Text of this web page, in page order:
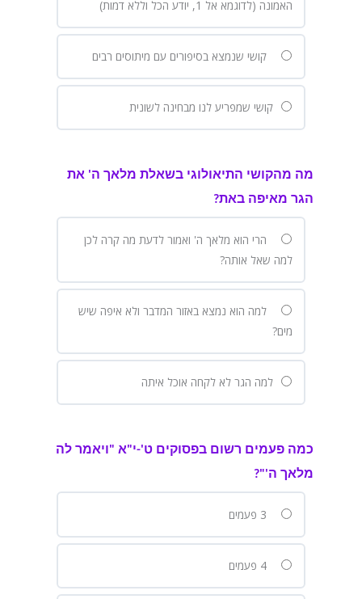
האמונה (לדוגמא אל 1, יודע הכל וללא דמות)
קושי שנמצא בסיפורים עם מיתוסים רבים
קושי שמפריע לנו מבחינה לשונית
מה מהקושי התיאולוגי בשאלת מלאך ה' את
הגר מאיפה באת?
הרי הוא מלאך ה' ואמור לדעת מה קרה לכן
למה שאל אותה?
למה הוא נמצא באזור המדבר ולא איפה שיש
מים?
למה הגר לא לקחה אוכל איתה
כמה פעמים רשום בפסוקים ט'-י"א "ויאמר לה
מלאך ה'"?
4 פעמים